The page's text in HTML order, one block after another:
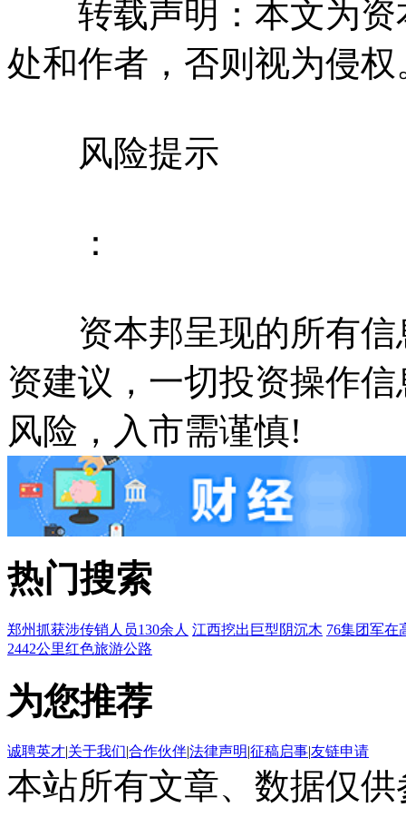
转载声明：本文为资
处和作者，否则视为侵权
风险提示
：
资本邦呈现的所有信
资建议，一切投资操作
风险，入市需谨慎!
热门搜索
郑州抓获涉传销人员130余人 江西挖出巨型阴沉木 76集团军在
2442公里红色旅游公路
为您推荐
诚聘英才|关于我们|合作伙伴|法律声明|征稿启事|友链申请
本站所有文章、数据仅